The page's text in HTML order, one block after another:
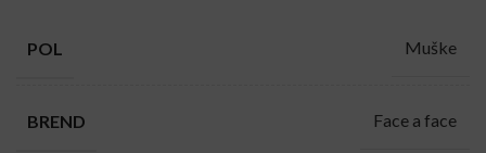
POL Muške
BREND Face a face